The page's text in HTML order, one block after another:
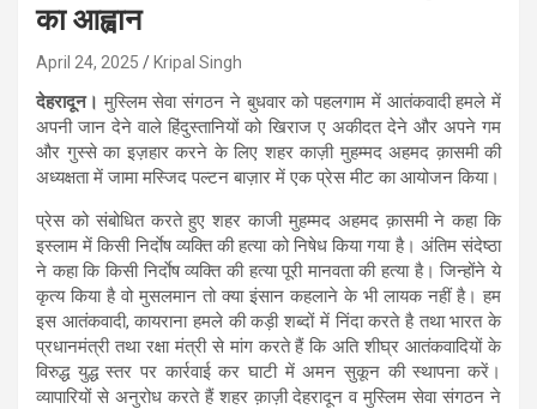
का आह्वान
April 24, 2025 Kripal Singh
देहरादून। मुस्लिम सेवा संगठन ने बुधवार को पहलगाम में आतंकवादी हमले में
अपनी जान देने वाले हिंदुस्तानियों को खिराज ए अकीदत देने और अपने गम
और गुस्से का इज़हार करने के लिए शहर काज़ी मुहम्मद अहमद क़ासमी की
अध्यक्षता में जामा मस्जिद पल्टन बाज़ार में एक प्रेस मीट का आयोजन किया।
प्रेस को संबोधित करते हुए शहर काजी मुहम्मद अहमद क़ासमी ने कहा कि
इस्लाम में किसी निर्दाेष व्यक्ति की हत्या को निषेध किया गया है। अंतिम संदेष्ठा
ने कहा कि किसी निर्दाेष व्यक्ति की हत्या पूरी मानवता की हत्या है। जिन्होंने ये
कृत्य किया है वो मुसलमान तो क्या इंसान कहलाने के भी लायक नहीं है। हम
इस आतंकवादी, कायराना हमले की कड़ी शब्दों में निंदा करते है तथा भारत के
प्रधानमंत्री तथा रक्षा मंत्री से मांग करते हैं कि अति शीघ्र आतंकवादियों के
विरुद्ध युद्ध स्तर पर कार्रवाई कर घाटी में अमन सुकून की स्थापना करें।
व्यापारियों से अनुरोध करते हैं शहर क़ाज़ी देहरादून व मुस्लिम सेवा संगठन ने